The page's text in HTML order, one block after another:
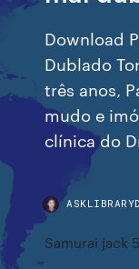
Download
Dublado
três anos,
mudo e
clínica do
Samurai jack